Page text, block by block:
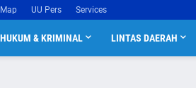
UU Pers Services
HUKUM & KRIMINAL LINTAS DAERAH